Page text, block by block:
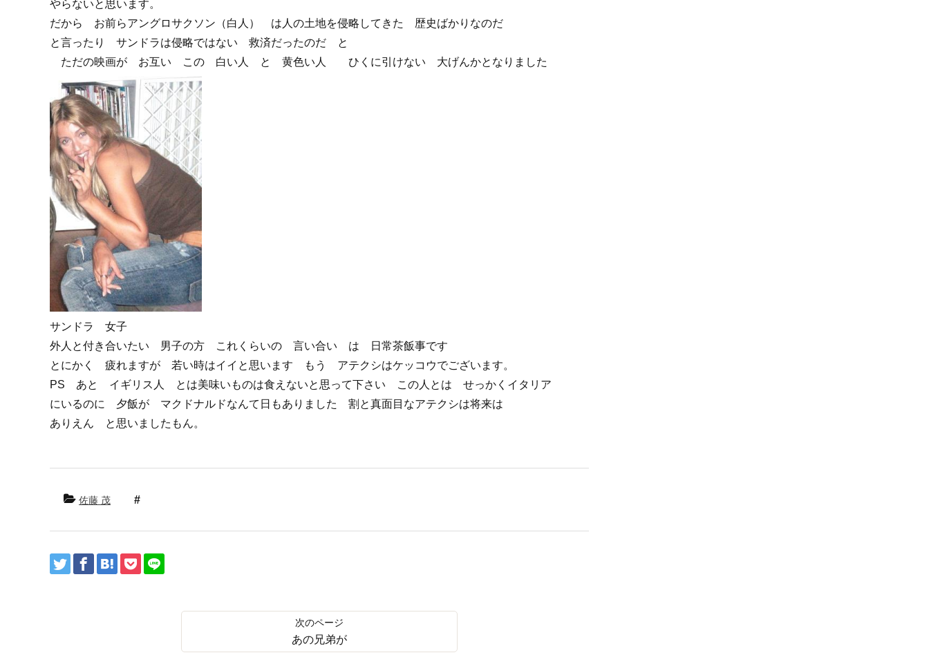
やらないと思います。
だから お前らアングロサクソン（白人） は人の土地を侵略してきた 歴史ばかりなのだ
と言ったり サンドラは侵略ではない 救済だったのだ と
ただの映画が お互い この 白い人 と 黄色い人 ひくに引けない 大げんかとなりました
サンドラ 女子
外人と付き合いたい 男子の方 これくらいの 言い合い は 日常茶飯事です
とにかく 疲れますが 若い時はイイと思います もう アテクシはケッコウでございます。
PS あと イギリス人 とは美味いものは食えないと思って下さい この人とは せっかくイタリア
にいるのに 夕飯が マクドナルドなんて日もありました 割と真面目なアテクシは将来は
ありえん と思いましたもん。
佐藤 茂
あの兄弟が